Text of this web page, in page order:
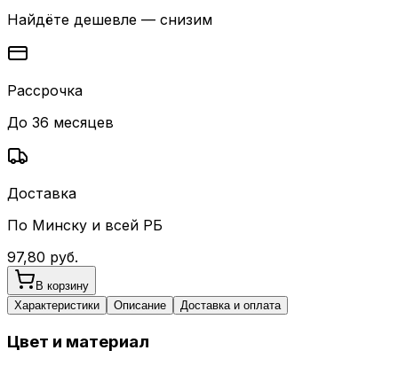
Найдёте дешевле — снизим
Рассрочка
До 36 месяцев
Доставка
По Минску и всей РБ
97,80 руб.
В корзину
Характеристики
Описание Доставка и оплата
Цвет и материал